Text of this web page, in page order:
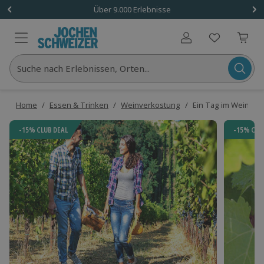
Über 9.000 Erlebnisse
Benutzerkonto
Suche nach Erlebnissen, Orten...
Home / Essen & Trinken / Weinverkostung / Ein Tag im
-15% CLUB DEAL -15%